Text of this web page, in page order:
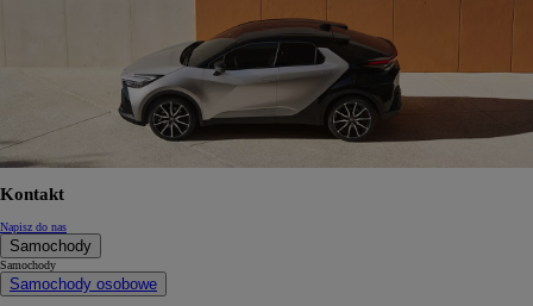
Kontakt
Napisz do nas
Samochody
Samochody
Samochody osobowe